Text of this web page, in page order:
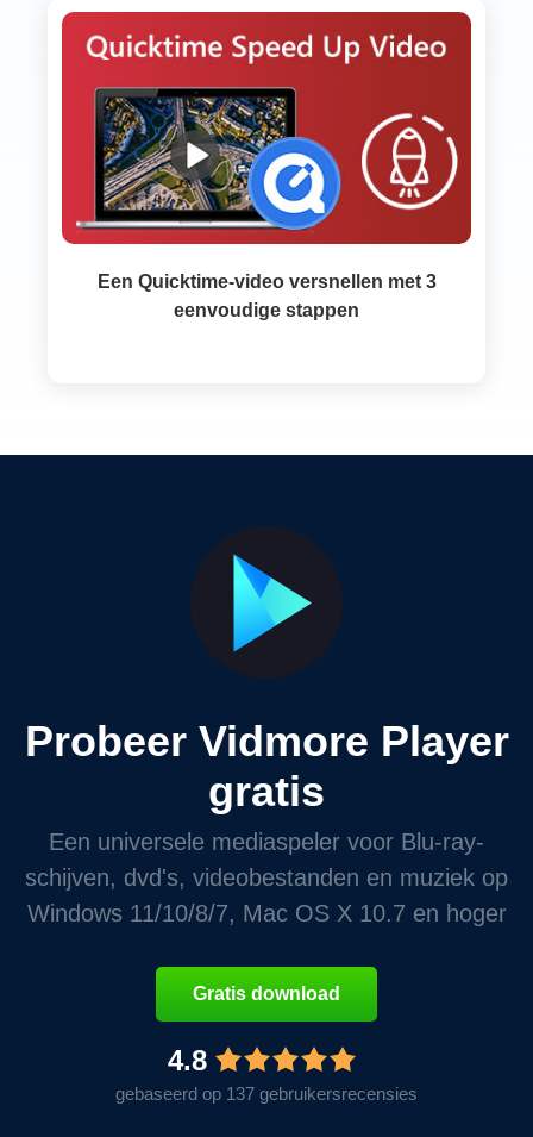
Een Quicktime-video versnellen met 3
eenvoudige stappen
Probeer Vidmore Player
gratis
Een universele mediaspeler voor Blu-ray-
schijven, dvd's, videobestanden en muziek op
Windows 11/10/8/7, Mac OS X 10.7 en hoger
Gratis download
4.8
gebaseerd op 137 gebruikersrecensies